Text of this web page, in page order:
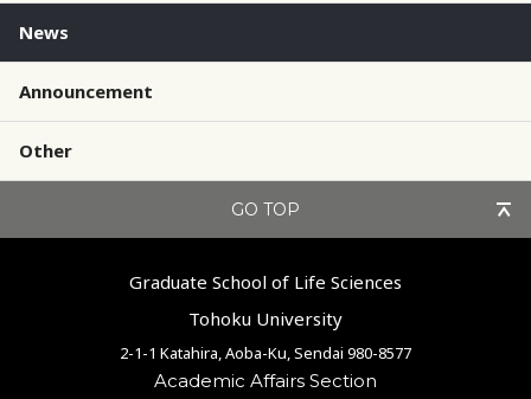
News
Announcement
Other
GO TOP
Graduate School of Life Sciences
Tohoku University
2-1-1 Katahira, Aoba-Ku, Sendai 980-8577
Academic Affairs Section